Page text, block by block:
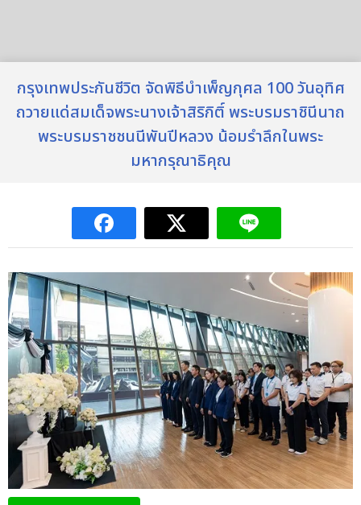
กรุงเทพประกันชีวิต จัดพิธีบำเพ็ญกุศล 100 วันอุทิศ
ถวายแด่สมเด็จพระนางเจ้าสิริกิติ์ พระบรมราชินีนาถ
พระบรมราชชนนีพันปีหลวง น้อมรำลึกในพระ
มหากรุณาธิคุณ